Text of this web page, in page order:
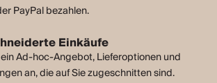
PayPal bezahlen.
Einkäufe
Ad-hoc-Angebot, Lieferoptionen und
an, die auf Sie zugeschnitten sind.